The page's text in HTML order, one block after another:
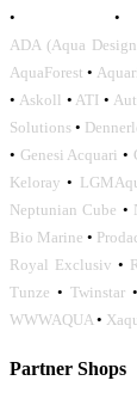
•
•
ADA (Aqua
AquaForest •
• Askoll • ATI •
Solutions •
• Genesi Acquari •
Keloray •
Neptunian Cube •
Bio Marine •
Royal Exclusiv •
Tunze • Twinstar •
WWWAQUA •
Partner Shops